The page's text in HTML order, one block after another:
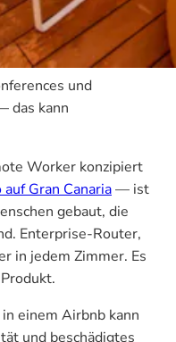
und
das kann
Worker konzipiert
auf Gran Canaria— ist
gebaut, die
Enterprise-Router,
in jedem Zimmer. Es
einem Airbnb kann
und beschädigtes